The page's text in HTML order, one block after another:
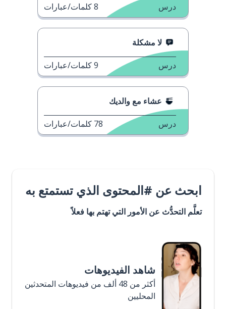
درس 8كلمات/عبارات
لا مشكلة
درس 9كلمات/عبارات
عشاء مع والديك
درس 78 كلمات/عبارات
ابحث عن #المحتوى الذي تستمتع به
تعلَّم التحدُّث عن الأمور التي تهتم بها فعلاً
شاهد الفيديوهات
أكثر من 48 ألف من فيديوهات المتحدثين
المحليين